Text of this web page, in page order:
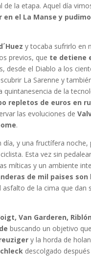
de la etapa. Aquel día
el La Manse y
y tocaba sufrirlo en
previos, que te detiene
desde el Diablo a los
La Sarenne y
quintanesencia de la
repletos de euros en
las evoluciones de
.
día, y una fructífera
Esta vez sin
míticas y un ambiente
de mil paises
de la cima que dan
Van Garderen,
buscando un objetivo
y la horda de
descolgado